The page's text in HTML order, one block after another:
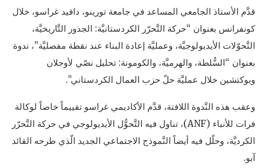
قدَّم الأستاذ الجامعي المساعد في جامعة تورينو، دافيد غراسو، خلال
كونفرانس بعنوان “حركة التَّحرّر الكردستانيَّة: الجذور التَّاريخيَّة،
التَّحوّلات الأيديولوجيَّة، وعمليَّة إعادة البناء عند نقطة مفصليَّة”، ندوة
بعنوان “السُّلطة، والهرميَّة، والكومونة: تحليل نصّي لأوجلان
وبوكتشين خلال عمليَّة حلّ حزب العمال الكردستاني”.
وعقب هذه النَّدوة اللافتة، قدَّم الأكاديمي غراسو تقييماً خاصاً لوكالة
فرات للأنباء (ANF)، تناول فيه التَّحوُّل الأيديولوجي في حركة التَّحرّر
الكرديَّة، وحلّل فيه أيضاً النَّموذج الاجتماعي الجديد الّذي طرحه القائد
آبو.